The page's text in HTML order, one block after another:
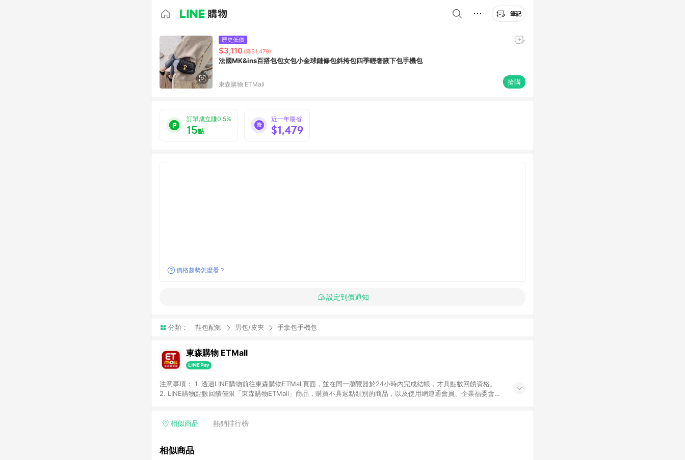
筆記
歷史低價
$3,110 (降$1,479)
法國MK&ins百搭包包女包小金球鏈條包斜挎包四季輕奢腋下包手機包
東森購物 ETMall 搶購
訂單成立賺0.5%
15點
近一年最省
$1,479
價格趨勢怎麼看？
設定到價通知
分類： 鞋包配飾 男包/皮夾 手拿包手機包
東森購物 ETMall
注意事項： 1. 透過LINE購物前往東森購物ETMall頁面，並在同一瀏覽器於24小時內完成結帳，才具點數回饋資格。
2. LINE購物點數回饋僅限「東森購物ETMall」商品，購買不具返點類別的商品，以及使用網連通會員、企業福委會員
「草莓網」全館商品。 4. 如取消訂單、退貨、退款或購物中登出東森購物ETMall，將無法獲得點數回饋。 5. 點數回
面顯示為準。 7. LINE購物設有「單一商品最高回饋點數」機制(特殊活動時開放「回饋無上限」)，以同一訂單中同一
相似商品 熱銷排行榜
相似商品